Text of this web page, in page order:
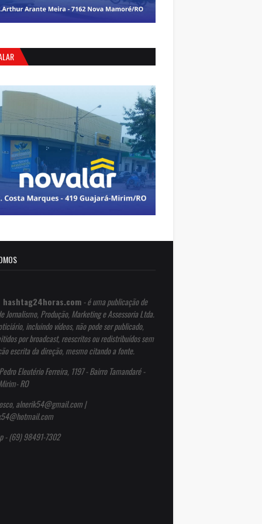
- é uma publicação de
Jornalismo, Produção, Marketing e Assessoria Ltda.
incluindo vídeos, não pode ser publicado,
por broadcast, reescritos ou redistribuídos sem
escrita da direção, mesmo citando a fonte.
Eleutério Ferreira, 1197 - Bairro Tamandaré -
RO
alnerik54@gmail.com |
- (69) 98491-7302